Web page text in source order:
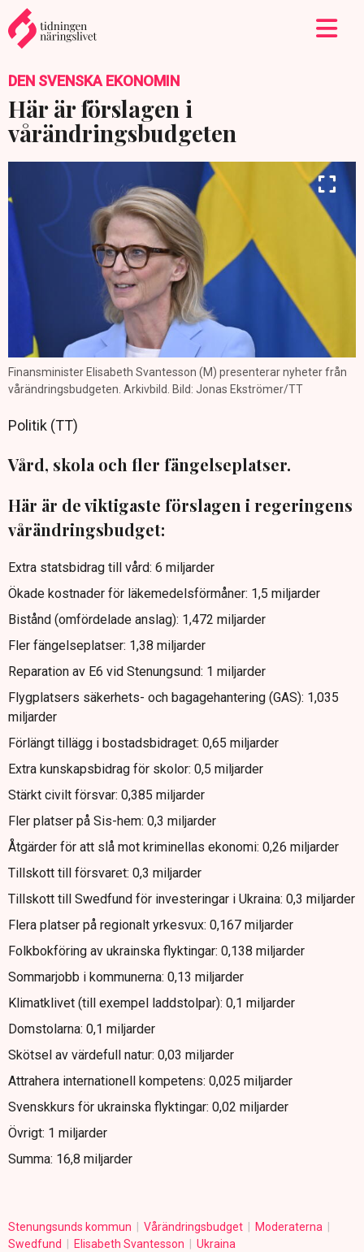
DEN SVENSKA EKONOMIN
Här är förslagen i
vårändringsbudgeten
Finansminister Elisabeth Svantesson (M) presenterar nyheter från
vårändringsbudgeten. Arkivbild. Bild: Jonas Ekströmer/TT
Politik (TT)
Vård, skola och fler fängelseplatser.
Här är de viktigaste förslagen i regeringens
vårändringsbudget:
Extra statsbidrag till vård: 6 miljarder
Ökade kostnader för läkemedelsförmåner: 1,5 miljarder
Bistånd (omfördelade anslag): 1,472 miljarder
Fler fängelseplatser: 1,38 miljarder
Reparation av E6 vid Stenungsund: 1 miljarder
Flygplatsers säkerhets- och bagagehantering (GAS): 1,035
miljarder
Förlängt tillägg i bostadsbidraget: 0,65 miljarder
Extra kunskapsbidrag för skolor: 0,5 miljarder
Stärkt civilt försvar: 0,385 miljarder
Fler platser på Sis-hem: 0,3 miljarder
Åtgärder för att slå mot kriminellas ekonomi: 0,26 miljarder
Tillskott till försvaret: 0,3 miljarder
Tillskott till Swedfund för investeringar i Ukraina: 0,3 miljarder
Flera platser på regionalt yrkesvux: 0,167 miljarder
Folkbokföring av ukrainska flyktingar: 0,138 miljarder
Sommarjobb i kommunerna: 0,13 miljarder
Klimatklivet (till exempel laddstolpar): 0,1 miljarder
Domstolarna: 0,1 miljarder
Skötsel av värdefull natur: 0,03 miljarder
Attrahera internationell kompetens: 0,025 miljarder
Svenskkurs för ukrainska flyktingar: 0,02 miljarder
Övrigt: 1 miljarder
Summa: 16,8 miljarder
Stenungsunds kommun Vårändringsbudget
Moderaterna
Swedfund
Elisabeth Svantesson Ukraina